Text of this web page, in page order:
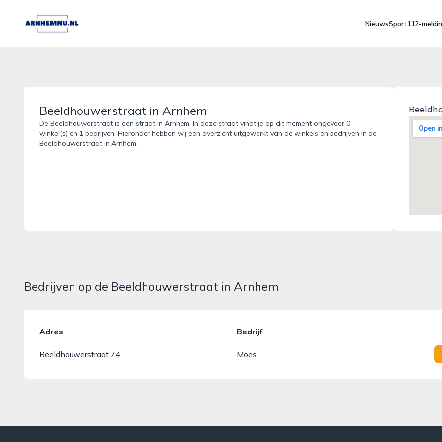
arnhemnu.nl
NieuwsSport112-
Beeldhouwerstraat in Arnhem
De Beeldhouwerstraat is een straat in Arnhem. In deze straat vindt je op dit moment ongeveer 0
winkel(s) en 1 bedrijven. Hieronder hebben wij een overzicht uitgewerkt van de winkels en bedrijven in de
Beeldhouwerstraat in Arnhem.
Bedrijven op de Beeldhouwerstraat in Arnhem
Adres Bedrijf
Beeldhouwerstraat 74 Moes